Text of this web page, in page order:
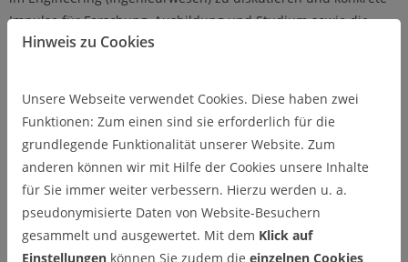
Impulse für Forschung, Ausbildung und Studium sowie die
Industrie zu entwickeln. Die Veranstaltung wurde von der
In mehreren Themenblöcken beleuchteten Impulsreferate und
Diskussionen unter anderem den Wandel von KI „vom Hype zur
Wertschöpfung“, den Einsatz von KI in industriellen
Infrastrukturen sowie neue Ansätze im AI-getriebenen Software
Hinweis zu Cookies
Unsere Webseite verwendet Cookies. Diese haben zwei
Funktionen: Zum einen sind sie erforderlich für die
grundlegende Funktionalität unserer Website. Zum
anderen können wir mit Hilfe der Cookies unsere Inhalte
für Sie immer weiter verbessern. Hierzu werden u. a.
pseudonymisierte Daten von Website-Besuchern
gesammelt und ausgewertet. Mit dem Klick auf
Einstellungen können Sie zudem die einzelnen Cookies